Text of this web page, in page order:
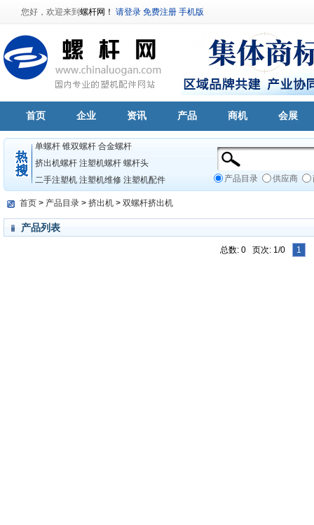
您好，欢迎来到 螺杆网！ 请登录 免费注册 手机版
首页 企业 资讯 产品 商机 会展
单螺杆 锥双螺杆 合金螺杆
挤出机螺杆 注塑机螺杆 螺杆头
二手注塑机 注塑机维修 注塑机配件 产品目录 供应商
首页 > 产品目录 > 挤出机 > 双螺杆挤出机
产品列表
总数: 0 页次: 1/0 1